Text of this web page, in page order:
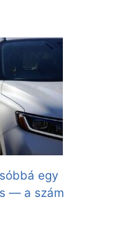
egy
— a szám